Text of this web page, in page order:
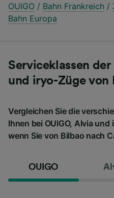
OUIGO / Bahn Frankreich /
Bahn Europa
Serviceklassen
und iryo-Züge von
Vergleichen Sie die
Ihnen bei OUIGO, Alvia
wenn Sie von Bilbao nach
OUIGO